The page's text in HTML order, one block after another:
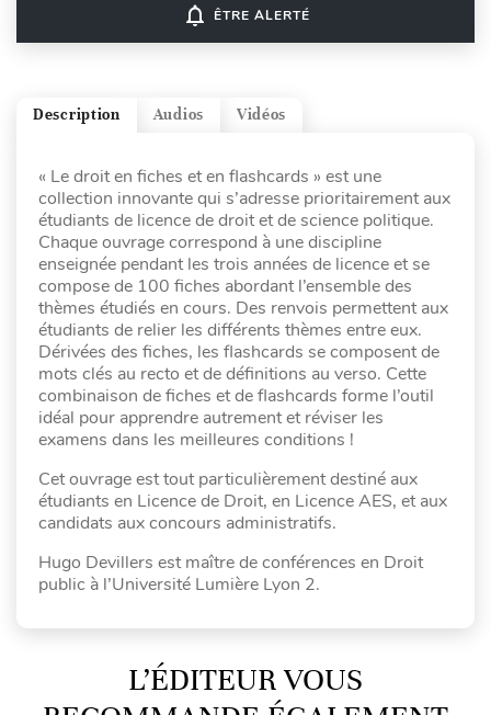
notifications_none ÊTRE ALERTÉ
Vidéos
Audios
Description
« Le droit en fiches et en flashcards » est une
collection innovante qui s’adresse prioritairement aux
étudiants de licence de droit et de science politique.
Chaque ouvrage correspond à une discipline
enseignée pendant les trois années de licence et se
compose de 100 fiches abordant l’ensemble des
thèmes étudiés en cours. Des renvois permettent aux
étudiants de relier les différents thèmes entre eux.
Dérivées des fiches, les flashcards se composent de
mots clés au recto et de définitions au verso. Cette
combinaison de fiches et de flashcards forme l’outil
idéal pour apprendre autrement et réviser les
examens dans les meilleures conditions !
Cet ouvrage est tout particulièrement destiné aux
étudiants en Licence de Droit, en Licence AES, et aux
candidats aux concours administratifs.
Hugo Devillers est maître de conférences en Droit
public à l’Université Lumière Lyon 2.
L’ÉDITEUR VOUS